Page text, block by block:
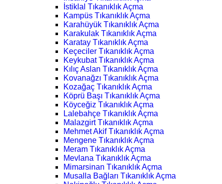
İstiklal Tıkanıklık Açma
Kampüs Tıkanıklık Açma
Karahüyük Tıkanıklık Açma
Karakulak Tıkanıklık Açma
Karatay Tıkanıklık Açma
Keçeciler Tıkanıklık Açma
Keykubat Tıkanıklık Açma
Kılıç Aslan Tıkanıklık Açma
Kovanağzı Tıkanıklık Açma
Kozağaç Tıkanıklık Açma
Köprü Başı Tıkanıklık Açma
Köyceğiz Tıkanıklık Açma
Lalebahçe Tıkanıklık Açma
Malazgirt Tıkanıklık Açma
Mehmet Akif Tıkanıklık Açma
Mengene Tıkanıklık Açma
Meram Tıkanıklık Açma
Mevlana Tıkanıklık Açma
Mimarsinan Tıkanıklık Açma
Musalla Bağları Tıkanıklık Açma